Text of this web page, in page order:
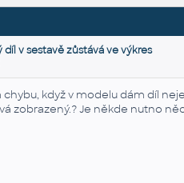
v sestavě zůstává ve výkres
když v modelu dám díl
zobrazený.? Je někde nutno